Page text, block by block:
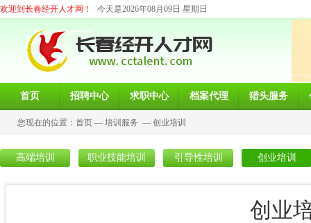
欢迎到长春经开人才网！ 今天是2026年08月09日 星期日
首页 招聘中心 求职中心 档案代理 猎头服务
您现在的位置： 首页 — 培训服务 — 创业培训
高端培训 职业技能培训 引导性培训 创业培训
创业